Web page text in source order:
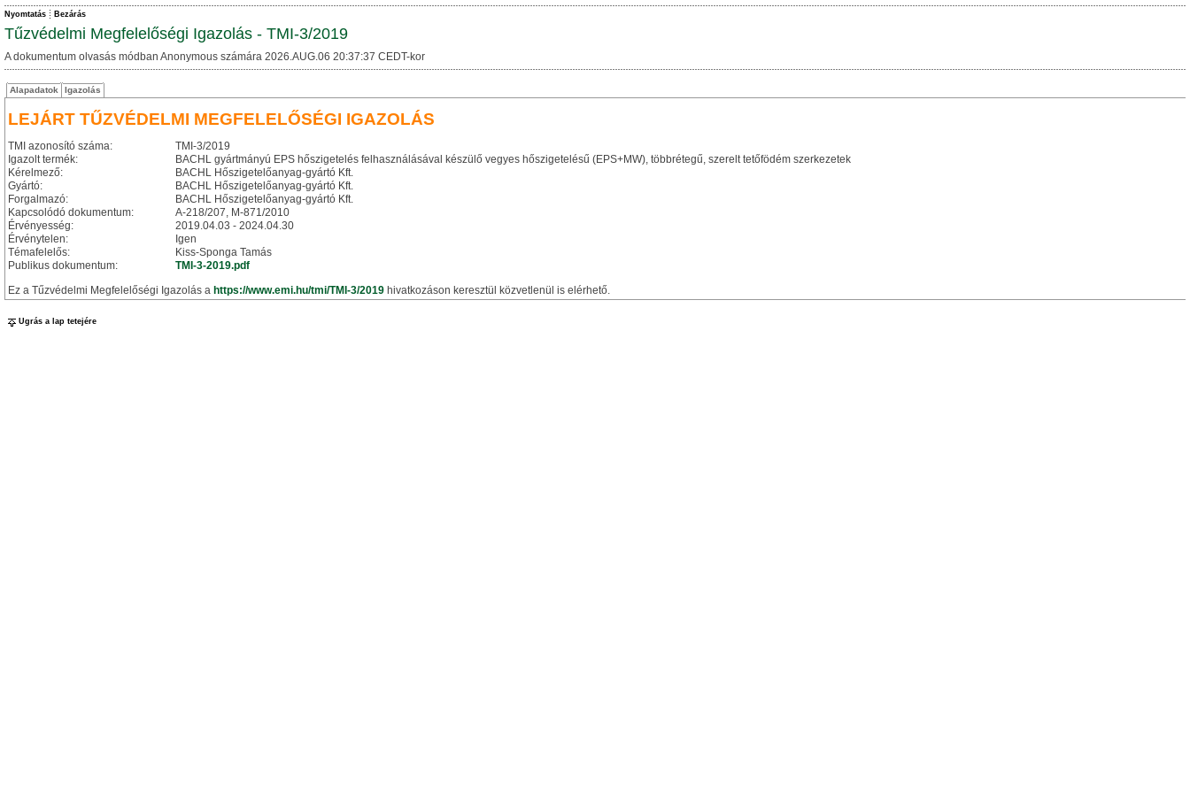
Nyomtatás Bezárás
Tűzvédelmi Megfelelőségi Igazolás - TMI-3/2019
A dokumentum olvasás módban Anonymous számára 2026.AUG.06 20:37:37 CEDT-kor
Alapadatok Igazolás
LEJÁRT TŰZVÉDELMI MEGFELELŐSÉGI IGAZOLÁS
TMI azonosító száma:
TMI-3/2019
Igazolt termék:
BACHL gyártmányú EPS hőszigetelés felhasználásával készülő vegyes hőszigetelésű (EPS+MW), többrétegű, szerelt tetőfödém szerkezetek
Kérelmező:
BACHL Hőszigetelőanyag-gyártó Kft.
Gyártó:
BACHL Hőszigetelőanyag-gyártó Kft.
Forgalmazó:
BACHL Hőszigetelőanyag-gyártó Kft.
Kapcsolódó dokumentum:
A-218/207, M-871/2010
Érvényesség:
2019.04.03 - 2024.04.30
Érvénytelen:
Igen
Témafelelős:
Kiss-Sponga Tamás
Publikus dokumentum:
TMI-3-2019.pdf
Ez a Tűzvédelmi Megfelelőségi Igazolás a https://www.emi.hu/tmi/TMI-3/2019 hivatkozáson keresztül közvetlenül is elérhető.
Ugrás a lap tetejére